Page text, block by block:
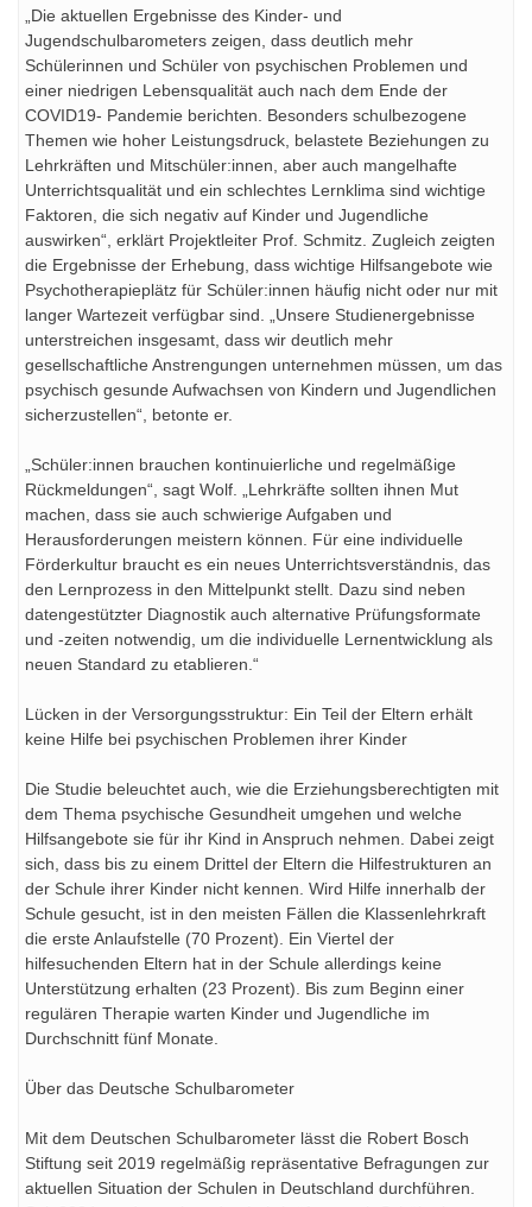
„Die aktuellen Ergebnisse des Kinder- und
Jugendschulbarometers zeigen, dass deutlich mehr
Schülerinnen und Schüler von psychischen Problemen und
einer niedrigen Lebensqualität auch nach dem Ende der
COVID19- Pandemie berichten. Besonders schulbezogene
Themen wie hoher Leistungsdruck, belastete Beziehungen zu
Lehrkräften und Mitschüler:innen, aber auch mangelhafte
Unterrichtsqualität und ein schlechtes Lernklima sind wichtige
Faktoren, die sich negativ auf Kinder und Jugendliche
auswirken“, erklärt Projektleiter Prof. Schmitz. Zugleich zeigten
die Ergebnisse der Erhebung, dass wichtige Hilfsangebote wie
Psychotherapieplätz für Schüler:innen häufig nicht oder nur mit
langer Wartezeit verfügbar sind. „Unsere Studienergebnisse
unterstreichen insgesamt, dass wir deutlich mehr
gesellschaftliche Anstrengungen unternehmen müssen, um das
psychisch gesunde Aufwachsen von Kindern und Jugendlichen
sicherzustellen“, betonte er.
„Schüler:innen brauchen kontinuierliche und regelmäßige
Rückmeldungen“, sagt Wolf. „Lehrkräfte sollten ihnen Mut
machen, dass sie auch schwierige Aufgaben und
Herausforderungen meistern können. Für eine individuelle
Förderkultur braucht es ein neues Unterrichtsverständnis, das
den Lernprozess in den Mittelpunkt stellt. Dazu sind neben
datengestützter Diagnostik auch alternative Prüfungsformate
und -zeiten notwendig, um die individuelle Lernentwicklung als
neuen Standard zu etablieren.“
Lücken in der Versorgungsstruktur: Ein Teil der Eltern erhält
keine Hilfe bei psychischen Problemen ihrer Kinder
Die Studie beleuchtet auch, wie die Erziehungsberechtigten mit
dem Thema psychische Gesundheit umgehen und welche
Hilfsangebote sie für ihr Kind in Anspruch nehmen. Dabei zeigt
sich, dass bis zu einem Drittel der Eltern die Hilfestrukturen an
der Schule ihrer Kinder nicht kennen. Wird Hilfe innerhalb der
Schule gesucht, ist in den meisten Fällen die Klassenlehrkraft
die erste Anlaufstelle (70 Prozent). Ein Viertel der
hilfesuchenden Eltern hat in der Schule allerdings keine
Unterstützung erhalten (23 Prozent). Bis zum Beginn einer
regulären Therapie warten Kinder und Jugendliche im
Durchschnitt fünf Monate.
Über das Deutsche Schulbarometer
Mit dem Deutschen Schulbarometer lässt die Robert Bosch
Stiftung seit 2019 regelmäßig repräsentative Befragungen zur
aktuellen Situation der Schulen in Deutschland durchführen.